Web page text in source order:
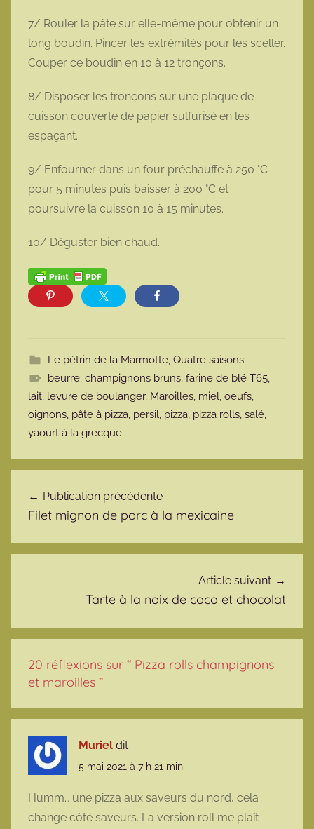
7/ Rouler la pâte sur elle-même pour obtenir un
long boudin. Pincer les extrémités pour les sceller.
Couper ce boudin en 10 à 12 tronçons.
8/ Disposer les tronçons sur une plaque de
cuisson couverte de papier sulfurisé en les
espaçant.
9/ Enfourner dans un four préchauffé à 250 °C
pour 5 minutes puis baisser à 200 °C et
poursuivre la cuisson 10 à 15 minutes.
10/ Déguster bien chaud.
Le pétrin de la Marmotte, Quatre saisons
beurre, champignons bruns, farine de blé T65,
lait, levure de boulanger, Maroilles, miel, oeufs,
oignons, pâte à pizza, persil, pizza, pizza rolls, salé,
yaourt à la grecque
Publication précédente
Filet mignon de porc à la mexicaine
Article suivant
Tarte à la noix de coco et chocolat
20 réflexions sur “ Pizza rolls champignons
et maroilles ”
Muriel dit :
5 mai 2021 à 7 h 21 min
Humm… une pizza aux saveurs du nord, cela
change côté saveurs. La version roll me plaît